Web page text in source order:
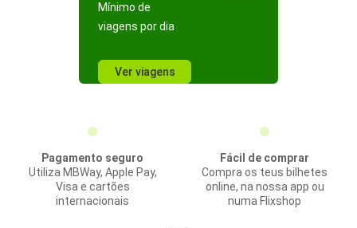
Mínimo de
viagens por dia
Ver viagens
Pagamento seguro
Utiliza MBWay, Apple Pay,
Visa e cartões
internacionais
Fácil de comprar
Compra os teus bilhetes
online, na nossa app ou
numa Flixshop